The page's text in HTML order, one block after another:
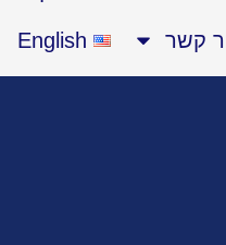
קשר English